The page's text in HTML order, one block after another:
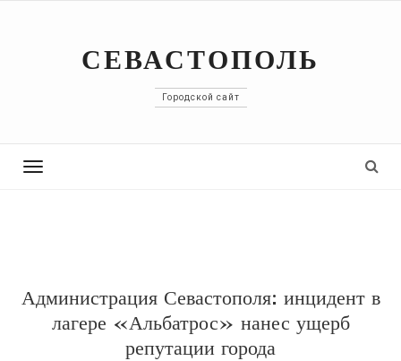
СЕВАСТОПОЛЬ
Городской сайт
Toggle
Администрация Севастополя: инцидент в
лагере «Альбатрос» нанес ущерб
репутации города